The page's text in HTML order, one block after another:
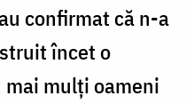
confirmat că n-a
încet o
mulți oameni